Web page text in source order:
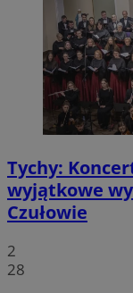
Tychy:
wyjątkowe
Czułowie
2
28